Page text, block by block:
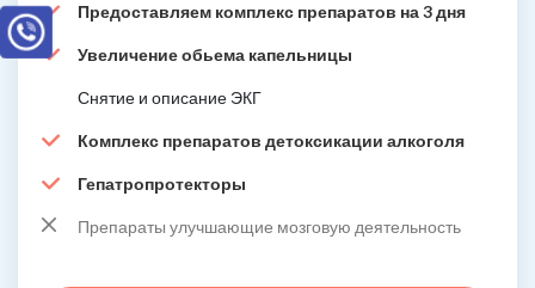
Предоставляем комплекс препаратов на 3 дня
Увеличение обьема капельницы
Снятие и описание ЭКГ
Комплекс препаратов детоксикации алкоголя
Гепатропротекторы
Препараты улучшающие мозговую деятельность